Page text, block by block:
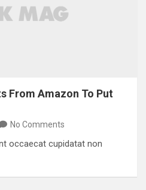
From Amazon To Put
No Comments
occaecat cupidatat non